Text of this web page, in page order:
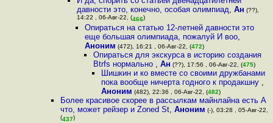
давности это, конечно, особая олимпиад, Ан (??),
14:22 , 06-Авг-22, (466)
Опираться на статью 12-летней давности это
еще большая олимпиада, пожалуй И воо,
Аноним (472), 16:21 , 06-Авг-22, (472)
Опираться для экскурса в историю создания
Btrfs нормально , Ан (??), 17:56 , 06-Авг-22, (475)
Шишкин и ко вместе со своими дружбанами
пока вообще ничерта годного к продакшну ,
Аноним (482), 22:36 , 06-Авг-22, (482)
Более красивое скорее в рассылкам майнлайна есть А
что, может рейзер и Zoned St,Аноним (-), 03:28 , 05-Авг-22,
(437)